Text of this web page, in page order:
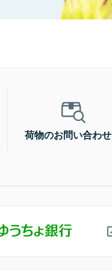
荷物のお問い合わせ